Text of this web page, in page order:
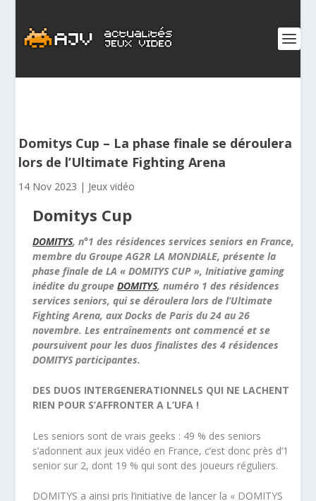
Domitys Cup – La phase finale se déroulera
lors de l’Ultimate Fighting Arena
14 Nov 2023 | Jeux vidéo
Domitys Cup
DOMITYS, n°1 des résidences services seniors en France,
membre du Groupe AG2R LA MONDIALE, présente la
phase finale de LA « DOMITYS CUP », Initiative gaming
inédite du groupeDOMITYS, numéro 1 des résidences
services seniors, qui se déroulera lors de l’Ultimate
Fighting Arena, aux Docks de Paris du 24 au 26
novembre. Les entraînements ont commencé et se
poursuivent pour les duos finalistes des 4 résidences
DOMITYS participantes.
DES DUOS INTERGENERATIONNELS QUI NE LACHENT
RIEN POUR S’AFFRONTER A L’UFA !
Les seniors sont de vrais geeks : 49 % des seniors
s’adonnent aux jeux vidéo en France, c’est donc près d’1
senior sur 2, dont 19 % qui sont des joueurs réguliers.
DOMITYS a ainsi pris l’initiative de lancer la « DOMITYS